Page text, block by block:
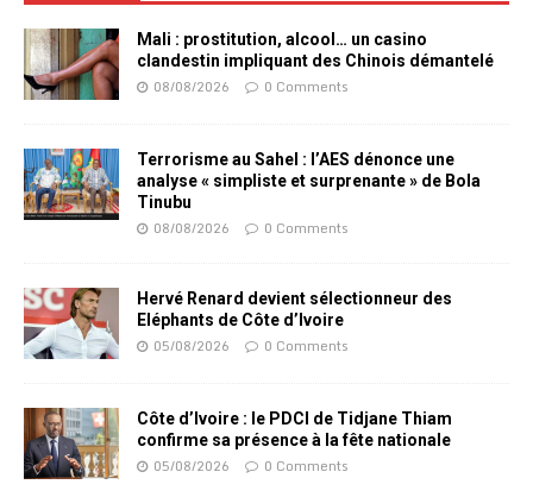
Mali : prostitution, alcool… un casino
clandestin impliquant des Chinois démantelé
08/08/2026 0 Comments
Terrorisme au Sahel : l’AES dénonce une
analyse « simpliste et surprenante » de Bola
Tinubu
08/08/2026 0 Comments
Hervé Renard devient sélectionneur des
Eléphants de Côte d’Ivoire
05/08/2026 0 Comments
Côte d’Ivoire : le PDCI de Tidjane Thiam
confirme sa présence à la fête nationale
05/08/2026 0 Comments